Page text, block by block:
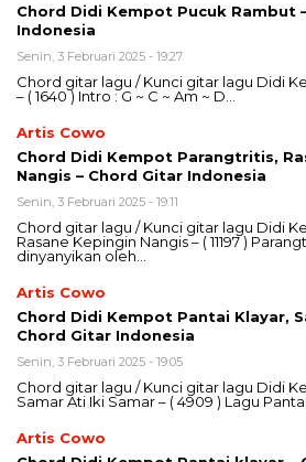
Chord Didi Kempot Pucuk Rambut
Indonesia
Senin, 3 Februari 2025 - 19:27
Chord gitar lagu / Kunci gitar lagu Didi
– ( 1640 ) Intro : G ~ C ~ Am ~ D…
Artis Cowo
Chord Didi Kempot Parangtritis,
Nangis – Chord Gitar Indonesia
Senin, 3 Februari 2025 - 19:11
Chord gitar lagu / Kunci gitar lagu Didi
Rasane Kepingin Nangis – ( 11197 )
dinyanyikan oleh…
Artis Cowo
Chord Didi Kempot Pantai Klayar,
Chord Gitar Indonesia
Senin, 3 Februari 2025 - 19:05
Chord gitar lagu / Kunci gitar lagu Didi
Samar Ati Iki Samar – ( 4909 ) Lagu
Artis Cowo